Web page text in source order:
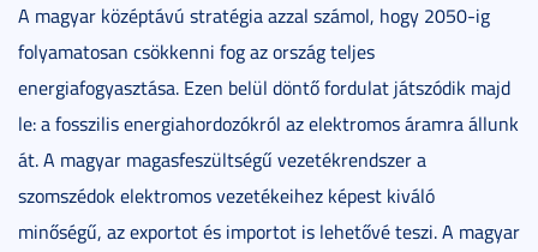
A magyar középtávú stratégia azzal számol, hogy 2050-ig
folyamatosan csökkenni fog az ország teljes
energiafogyasztása. Ezen belül döntő fordulat játszódik majd
le: a fosszilis energiahordozókról az elektromos áramra állunk
át. A magyar magasfeszültségű vezetékrendszer a
szomszédok elektromos vezetékeihez képest kiváló
minőségű, az exportot és importot is lehetővé teszi. A magyar